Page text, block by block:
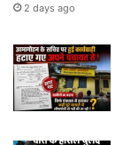
2 days ago